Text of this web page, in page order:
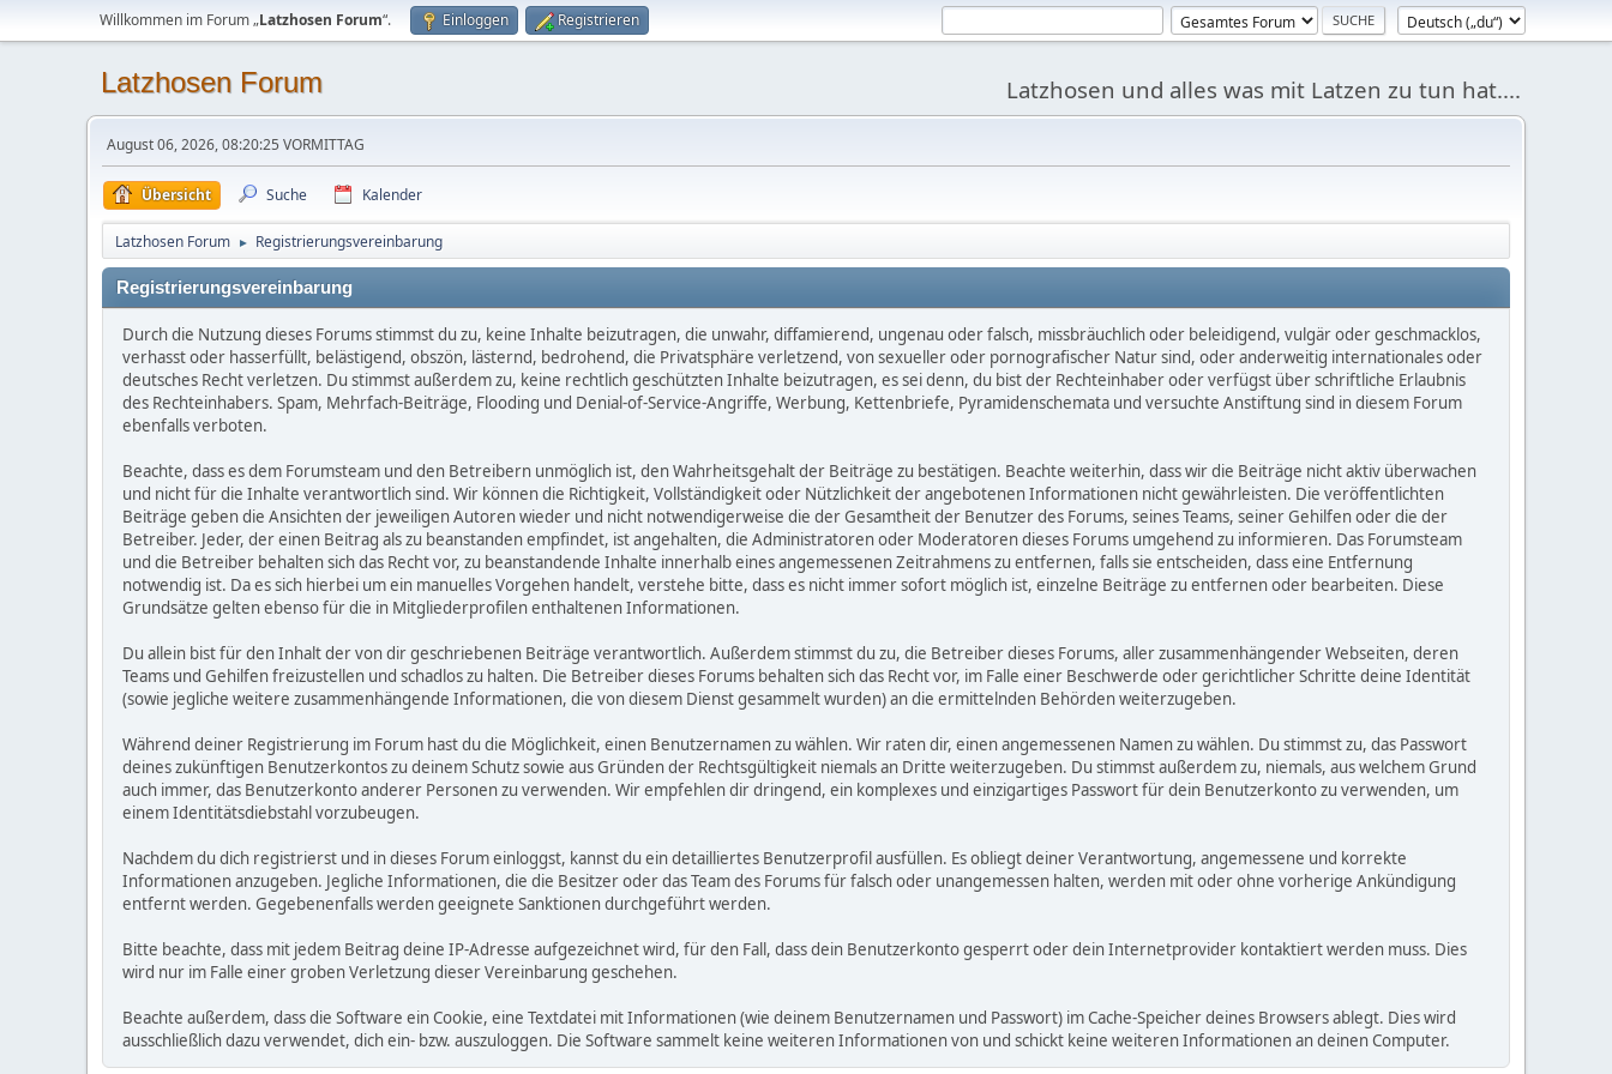
Willkommen im Forum „Latzhosen Forum“. Einloggen Registrieren
Latzhosen Forum Latzhosen und alles was mit Latzen zu tun hat....
August 06, 2026, 08:20:25 VORMITTAG
Übersicht Suche Kalender
Latzhosen Forum ► Registrierungsvereinbarung
Registrierungsvereinbarung
Durch die Nutzung dieses Forums stimmst du zu, keine Inhalte beizutragen, die unwahr, diffamierend, ungenau oder falsch, missbräuchlich oder beleidigend, vulgär oder geschmacklos,
verhasst oder hasserfüllt, belästigend, obszön, lästernd, bedrohend, die Privatsphäre verletzend, von sexueller oder pornografischer Natur sind, oder anderweitig internationales oder
deutsches Recht verletzen. Du stimmst außerdem zu, keine rechtlich geschützten Inhalte beizutragen, es sei denn, du bist der Rechteinhaber oder verfügst über schriftliche Erlaubnis
des Rechteinhabers. Spam, Mehrfach-Beiträge, Flooding und Denial-of-Service-Angriffe, Werbung, Kettenbriefe, Pyramidenschemata und versuchte Anstiftung sind in diesem Forum
ebenfalls verboten.
Beachte, dass es dem Forumsteam und den Betreibern unmöglich ist, den Wahrheitsgehalt der Beiträge zu bestätigen. Beachte weiterhin, dass wir die Beiträge nicht aktiv überwachen
und nicht für die Inhalte verantwortlich sind. Wir können die Richtigkeit, Vollständigkeit oder Nützlichkeit der angebotenen Informationen nicht gewährleisten. Die veröffentlichten
Beiträge geben die Ansichten der jeweiligen Autoren wieder und nicht notwendigerweise die der Gesamtheit der Benutzer des Forums, seines Teams, seiner Gehilfen oder die der
Betreiber. Jeder, der einen Beitrag als zu beanstanden empfindet, ist angehalten, die Administratoren oder Moderatoren dieses Forums umgehend zu informieren. Das Forumsteam
und die Betreiber behalten sich das Recht vor, zu beanstandende Inhalte innerhalb eines angemessenen Zeitrahmens zu entfernen, falls sie entscheiden, dass eine Entfernung
notwendig ist. Da es sich hierbei um ein manuelles Vorgehen handelt, verstehe bitte, dass es nicht immer sofort möglich ist, einzelne Beiträge zu entfernen oder bearbeiten. Diese
Grundsätze gelten ebenso für die in Mitgliederprofilen enthaltenen Informationen.
Du allein bist für den Inhalt der von dir geschriebenen Beiträge verantwortlich. Außerdem stimmst du zu, die Betreiber dieses Forums, aller zusammenhängender Webseiten, deren
Teams und Gehilfen freizustellen und schadlos zu halten. Die Betreiber dieses Forums behalten sich das Recht vor, im Falle einer Beschwerde oder gerichtlicher Schritte deine Identität
(sowie jegliche weitere zusammenhängende Informationen, die von diesem Dienst gesammelt wurden) an die ermittelnden Behörden weiterzugeben.
Während deiner Registrierung im Forum hast du die Möglichkeit, einen Benutzernamen zu wählen. Wir raten dir, einen angemessenen Namen zu wählen. Du stimmst zu, das Passwort
deines zukünftigen Benutzerkontos zu deinem Schutz sowie aus Gründen der Rechtsgültigkeit niemals an Dritte weiterzugeben. Du stimmst außerdem zu, niemals, aus welchem Grund
auch immer, das Benutzerkonto anderer Personen zu verwenden. Wir empfehlen dir dringend, ein komplexes und einzigartiges Passwort für dein Benutzerkonto zu verwenden, um
einem Identitätsdiebstahl vorzubeugen.
Nachdem du dich registrierst und in dieses Forum einloggst, kannst du ein detailliertes Benutzerprofil ausfüllen. Es obliegt deiner Verantwortung, angemessene und korrekte
Informationen anzugeben. Jegliche Informationen, die die Besitzer oder das Team des Forums für falsch oder unangemessen halten, werden mit oder ohne vorherige Ankündigung
entfernt werden. Gegebenenfalls werden geeignete Sanktionen durchgeführt werden.
Bitte beachte, dass mit jedem Beitrag deine IP-Adresse aufgezeichnet wird, für den Fall, dass dein Benutzerkonto gesperrt oder dein Internetprovider kontaktiert werden muss. Dies
wird nur im Falle einer groben Verletzung dieser Vereinbarung geschehen.
Beachte außerdem, dass die Software ein Cookie, eine Textdatei mit Informationen (wie deinem Benutzernamen und Passwort) im Cache-Speicher deines Browsers ablegt. Dies wird
ausschließlich dazu verwendet, dich ein- bzw. auszuloggen. Die Software sammelt keine weiteren Informationen von und schickt keine weiteren Informationen an deinen Computer.